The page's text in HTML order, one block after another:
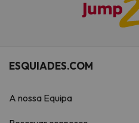
ESQUIADES.COM
A nossa Equipa